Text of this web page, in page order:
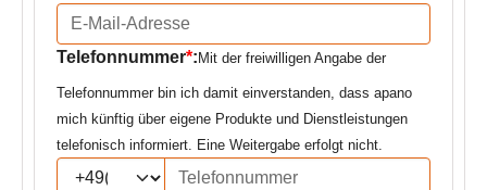
Telefonnummer*: Mit der freiwilligen Angabe der
Telefonnummer bin ich damit einverstanden, dass apano
mich künftig über eigene Produkte und Dienstleistungen
telefonisch informiert. Eine Weitergabe erfolgt nicht.